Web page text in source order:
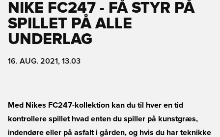
NIKE FC247 - FÅ STYR PÅ
SPILLET PÅ ALLE
UNDERLAG
16. AUG. 2021, 13.03
Med Nikes FC247-kollektion kan du til hver en tid
kontrollere spillet hvad enten du spiller på kunstgræs,
indendøre eller på asfalt i gården, og hvis du har teknikke